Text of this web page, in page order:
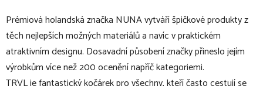
Prémiová holandská značka NUNA vytváří špičkové produkty z
těch nejlepších možných materiálů a navíc v praktickém
atraktivním designu. Dosavadní působení značky přineslo jejím
výrobkům více než 200 ocenění napříč kategoriemi.